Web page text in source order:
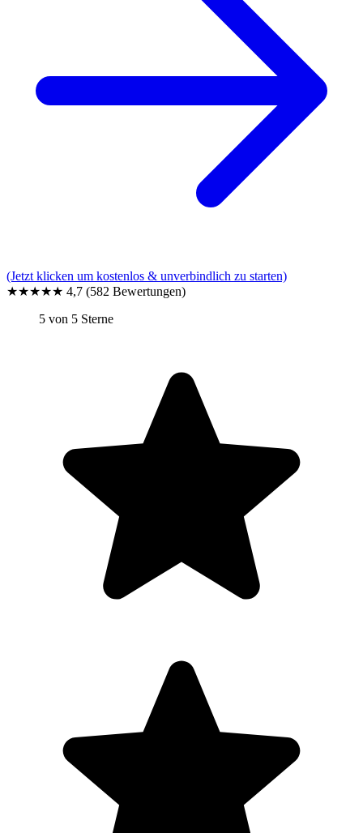
(Jetzt klicken um kostenlos & unverbindlich zu starten)
★★★★★ 4,7 (582 Bewertungen)
5 von 5 Sterne